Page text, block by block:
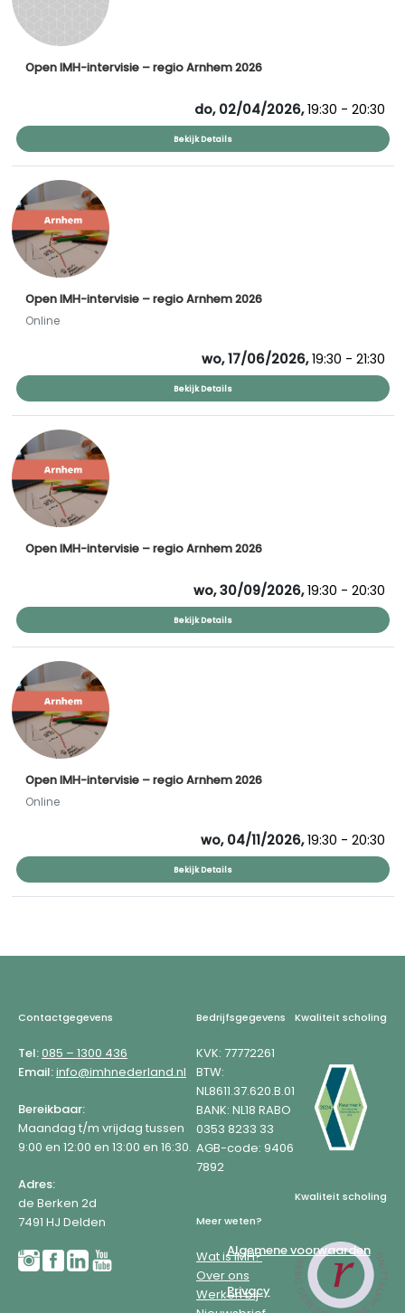
Open IMH-intervisie – regio Arnhem 2026
do, 02/04/2026,19:30 - 20:30
Bekijk Details
Open IMH-intervisie – regio Arnhem 2026
Online
wo, 17/06/2026,19:30 - 21:30
Bekijk Details
Open IMH-intervisie – regio Arnhem 2026
wo, 30/09/2026,19:30 - 20:30
Bekijk Details
Open IMH-intervisie – regio Arnhem 2026
Online
wo, 04/11/2026,19:30 - 20:30
Bekijk Details
Footer
Contactgegevens
Tel:085 – 1300 436
Email:info@imhnederland.nl
Bereikbaar:
Maandag t/m vrijdag tussen
9:00 en 12:00 en 13:00 en 16:30.
Adres:
de Berken 2d
7491 HJ Delden
Bedrijfsgegevens
KVK: 77772261
BTW:
NL8611.37.620.B.01
BANK: NL18 RABO
0353 8233 33
AGB-code: 9406
7892
Meer weten?
Wat is IMH?
Over ons
Werken bij
Kwaliteit scholing
Kwaliteit scholing
Algemene voorwaarden
Privacy